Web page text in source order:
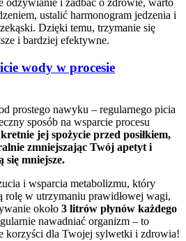
odżywianie i zadbać o zdrowie, warto
ustalić harmonogram jedzenia i
Dzięki temu, trzymanie się
i bardziej efektywne.
wody w procesie
prostego nawyku – regularnego picia
sposób na wsparcie procesu
jej spożycie przed posiłkiem,
zmniejszając Twój apetyt i
się mniejsze.
i wsparcia metabolizmu, który
rolę w utrzymaniu prawidłowej wagi,
około 3 litrów płynów każdego
nawadniać organizm – to
korzyści dla Twojej sylwetki i zdrowia!